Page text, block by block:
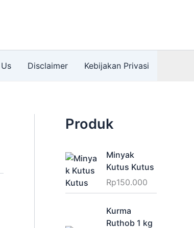
Disclaimer Kebijakan Privasi
Produk
Minyak
Kutus Kutus
Rp150.000
Kurma
Ruthob 1 kg